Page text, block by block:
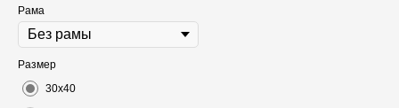
Рама
Размер
30х40